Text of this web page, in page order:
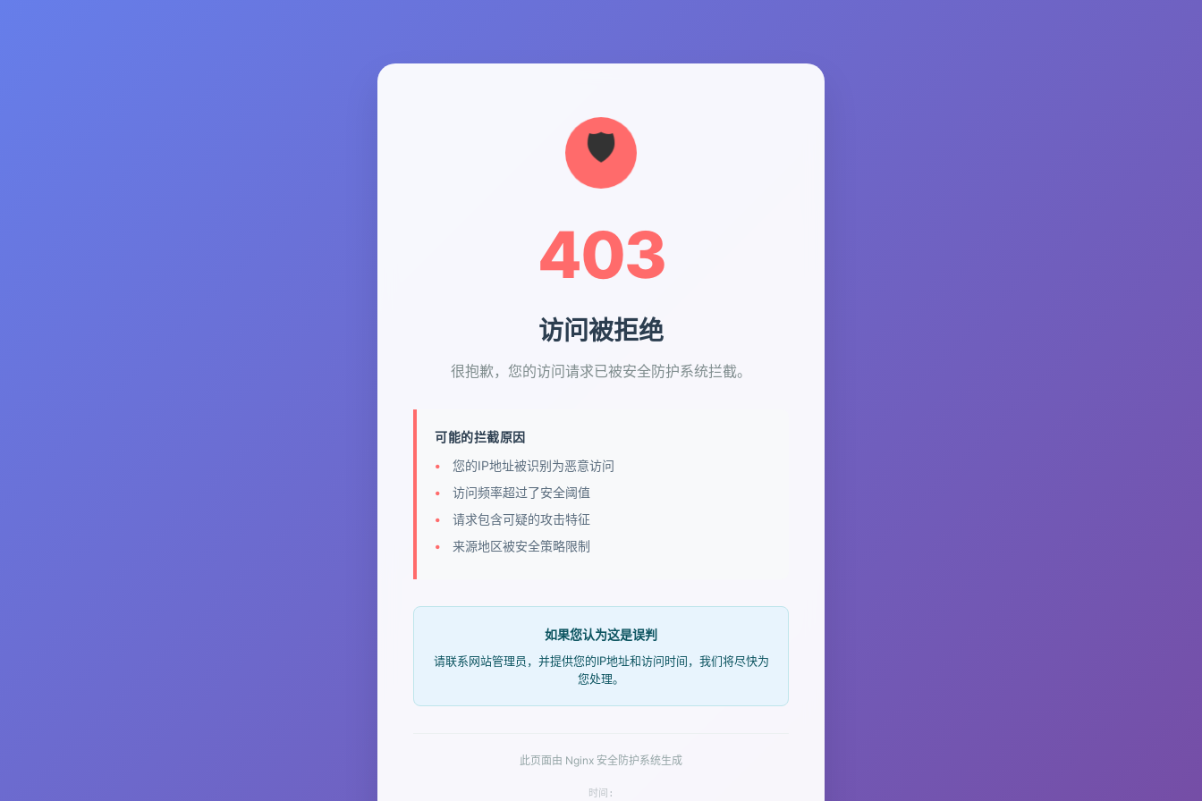
403
访问被拒绝
很抱歉，您的访问请求已被安全防护系统拦截。
可能的拦截原因
您的IP地址被识别为恶意访问
访问频率超过了安全阈值
请求包含可疑的攻击特征
来源地区被安全策略限制
如果您认为这是误判
请联系网站管理员，并提供您的IP地址和访问时间，我们将尽快为
您处理。
此页面由 Nginx 安全防护系统生成
时间: